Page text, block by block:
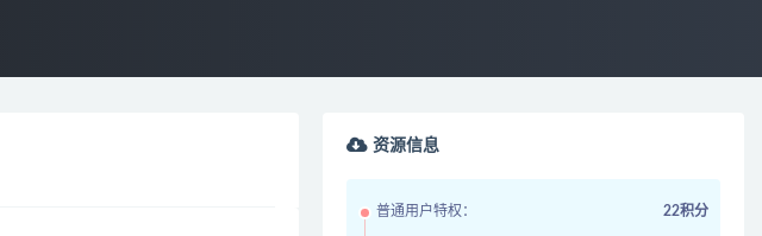
资源信息
普通用户特权： 22积分